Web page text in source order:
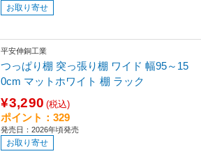
お取り寄せ
平安伸銅工業
つっぱり棚 突っ張り棚 ワイド 幅95～15
0cm マットホワイト 棚 ラック
¥3,290 (税込)
ポイント：329
発売日：2026年頃発売
お取り寄せ